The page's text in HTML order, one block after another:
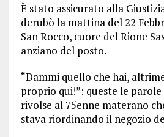
È stato assicurato alla
derubò la mattina del 22
San Rocco, cuore del Rione
anziano del posto.
“Dammi quello che hai,
proprio qui!”: queste le
rivolse al 75enne materano
stava riordinando il negozio